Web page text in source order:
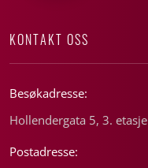
KONTAKT OSS
Besøkadresse:
Hollendergata 5, 3. etasje
Postadresse: